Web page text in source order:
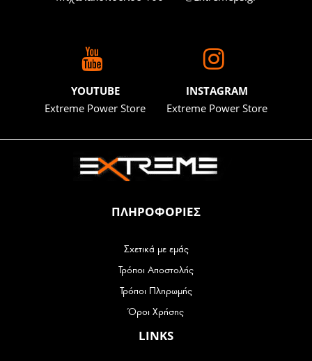
YOUTUBE
Extreme Power Store
INSTAGRAM
Extreme Power Store
ΠΛΗΡΟΦΟΡΙΕΣ
Σχετικά με εμάς
Τρόποι Αποστολής
Τρόποι Πληρωμής
Όροι Χρήσης
LINKS